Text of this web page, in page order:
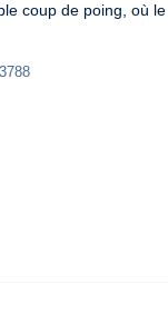
coup de poing, où